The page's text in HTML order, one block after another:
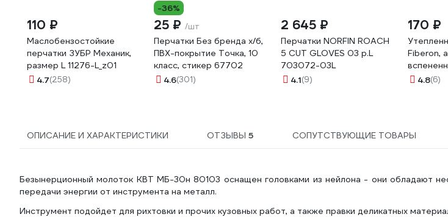
110 ₽
Маслобензостойкие
перчатки ЗУБР Механик,
размер L 11276-L_z01
4.7(258)
-36%
25 ₽ /шт
Перчатки Без бренда х/б,
ПВХ-покрытие Точка, 10
класс, стикер 67702
4.6(301)
2 645 ₽
Перчатки NORFIN ROACH
5 CUT GLOVES 03 р.L
703072-03L
4.1(9)
170 ₽
Fiberon,
4.8(6)
ОПИСАНИЕ И ХАРАКТЕРИСТИКИ ОТЗЫВЫ5 СОПУТСТВУЮЩИЕ ТОВАРЫ
Безынерционный молоток КВТ МБ-30н 80103 оснащен головками из нейлона - они обладают
передачи энергии от инструмента на металл.
Инструмент подойдет для рихтовки и прочих кузовных работ, а также правки деликатных